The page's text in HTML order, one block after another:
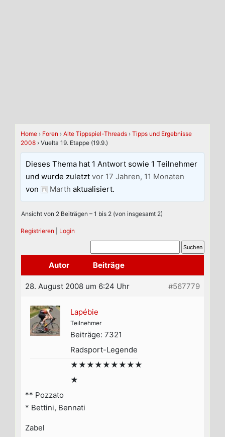
Home › Foren › Alte Tippspiel-Threads › Tipps und Ergebnisse
2008 › Vuelta 19. Etappe (19.9.)
Dieses Thema hat 1 Antwort sowie 1 Teilnehmer
und wurde zuletztvor 17 Jahren, 11 Monaten
von
Marth aktualisiert.
Ansicht von 2 Beiträgen – 1 bis 2 (von insgesamt 2)
Registrieren Login
Autor Beiträge
28. August 2008 um 6:24 Uhr #567779
Lapébie
Teilnehmer
Beiträge: 7321
Radsport-Legende
★★★★★★★★★
★
** Pozzato
* Bettini, Bennati
Zabel